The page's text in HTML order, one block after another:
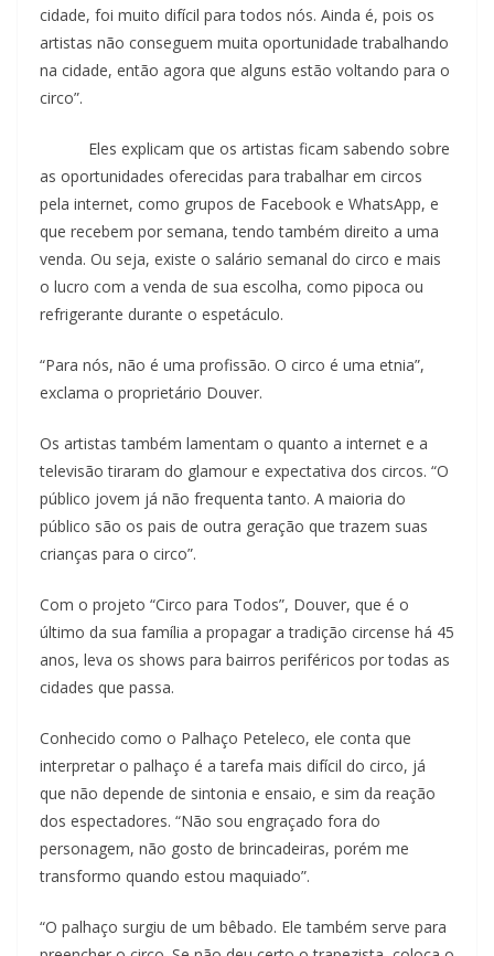
cidade, foi muito difícil para todos nós. Ainda é, pois os
artistas não conseguem muita oportunidade trabalhando
na cidade, então agora que alguns estão voltando para o
circo”.
Eles explicam que os artistas ficam sabendo sobre
as oportunidades oferecidas para trabalhar em circos
pela internet, como grupos de Facebook e WhatsApp, e
que recebem por semana, tendo também direito a uma
venda. Ou seja, existe o salário semanal do circo e mais
o lucro com a venda de sua escolha, como pipoca ou
refrigerante durante o espetáculo.
“Para nós, não é uma profissão. O circo é uma etnia”,
exclama o proprietário Douver.
Os artistas também lamentam o quanto a internet e a
televisão tiraram do glamour e expectativa dos circos. “O
público jovem já não frequenta tanto. A maioria do
público são os pais de outra geração que trazem suas
crianças para o circo”.
Com o projeto “Circo para Todos”, Douver, que é o
último da sua família a propagar a tradição circense há 45
anos, leva os shows para bairros periféricos por todas as
cidades que passa.
Conhecido como o Palhaço Peteleco, ele conta que
interpretar o palhaço é a tarefa mais difícil do circo, já
que não depende de sintonia e ensaio, e sim da reação
dos espectadores. “Não sou engraçado fora do
personagem, não gosto de brincadeiras, porém me
transformo quando estou maquiado”.
“O palhaço surgiu de um bêbado. Ele também serve para